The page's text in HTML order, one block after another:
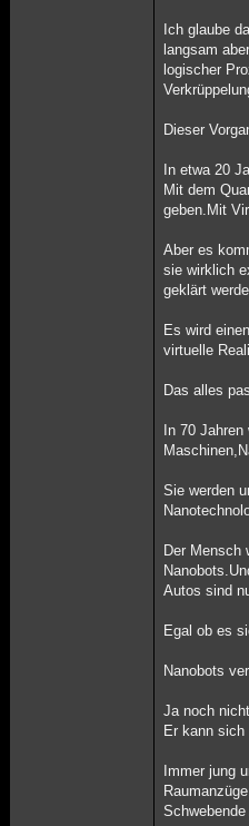
Ich glaube
langsam
logischer
Dieser
In etwa 20
Mit dem
geben.Mit
Aber es
sie wirklich
geklärt
Es wird
virtuelle
Das alles
In 70
Sie werden
Der Mensch
Autos sind
Egal ob es
Nanobots
Ja noch
Er kann
Immer jung